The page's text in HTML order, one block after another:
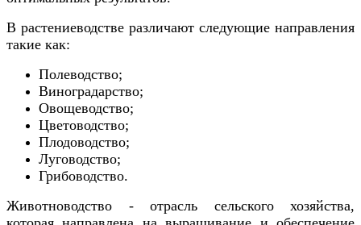
В растениеводстве различают следующие направления
такие как:
Полеводство;
Виноградарство;
Овощеводство;
Цветоводство;
Плодоводство;
Луговодство;
Грибоводство.
Животноводство - отрасль сельского хозяйства,